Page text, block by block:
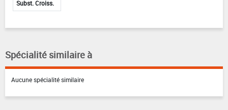
Subst. Croiss.
Spécialité similaire à
Aucune spécialité similaire